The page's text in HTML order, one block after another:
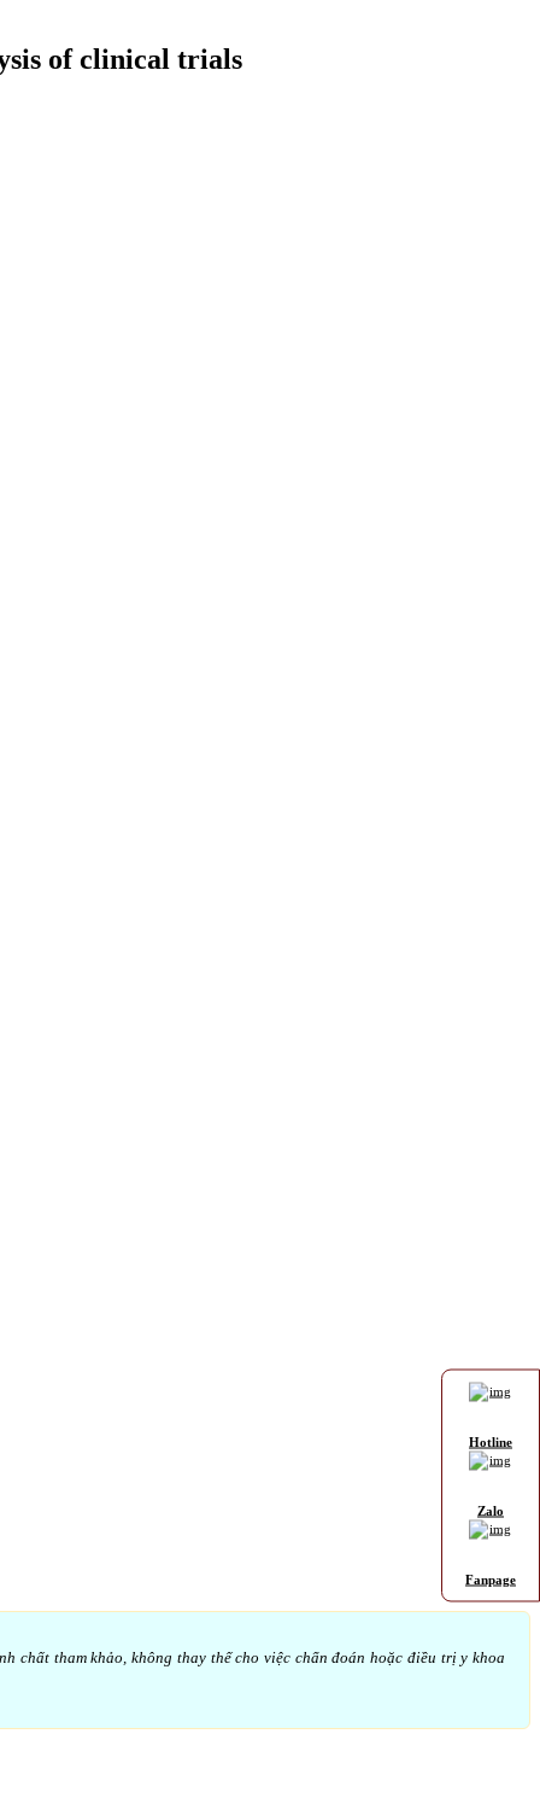
of clinical trials
chất tham khảo, không thay thế cho việc chẩn đoán hoặc điều trị y khoa
Hotline
Zalo
Fanpage